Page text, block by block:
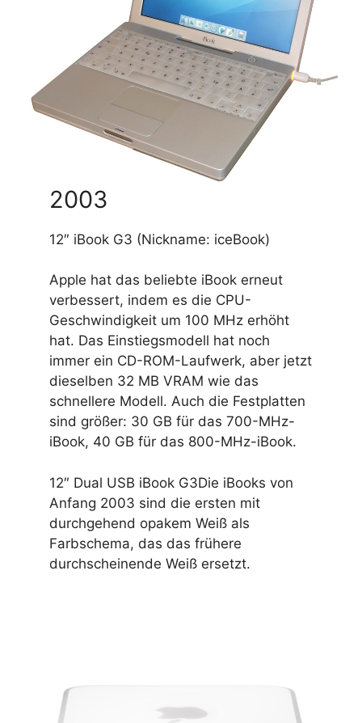
2003
12″ iBook G3 (Nickname: iceBook)
Apple hat das beliebte iBook erneut
verbessert, indem es die CPU-
Geschwindigkeit um 100 MHz erhöht
hat. Das Einstiegsmodell hat noch
immer ein CD-ROM-Laufwerk, aber jetzt
dieselben 32 MB VRAM wie das
schnellere Modell. Auch die Festplatten
sind größer: 30 GB für das 700-MHz-
iBook, 40 GB für das 800-MHz-iBook.
12″ Dual USB iBook G3Die iBooks von
Anfang 2003 sind die ersten mit
durchgehend opakem Weiß als
Farbschema, das das frühere
durchscheinende Weiß ersetzt.